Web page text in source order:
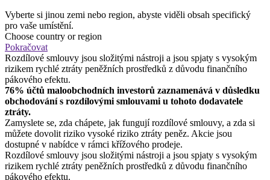
Vyberte si jinou zemi nebo region, abyste viděli obsah specifický
pro vaše umístění.
Choose country or region
Pokračovat
Rozdílové smlouvy jsou složitými nástroji a jsou spjaty s vysokým
rizikem rychlé ztráty peněžních prostředků z důvodu finančního
pákového efektu.
76% účtů maloobchodních investorů zaznamenává v důsledku
obchodování s rozdílovými smlouvami u tohoto dodavatele
ztráty.
Zamyslete se, zda chápete, jak fungují rozdílové smlouvy, a zda si
můžete dovolit riziko vysoké riziko ztráty peněz. Akcie jsou
dostupné v nabídce v rámci křížového prodeje.
Rozdílové smlouvy jsou složitými nástroji a jsou spjaty s vysokým
rizikem rychlé ztráty peněžních prostředků z důvodu finančního
pákového efektu.